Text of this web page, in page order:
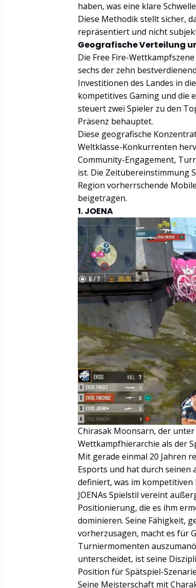
haben, was eine klare
Diese Methodik stellt sicher,
repräsentiert und nicht
Geografische Verteilung
Die Free Fire-
sechs der zehn
Investitionen des Landes in
kompetitives Gaming und die
steuert zwei Spieler zu den
Präsenz behauptet.
Diese geografische
Weltklasse-Konkurrenten
Community-Engagement,
ist. Die Zeitübereinstimmung
Region vorherrschende
beigetragen.
1. JOENA
Chirasak Moonsarn, der unter
Wettkampfhierarchie als der
Mit gerade einmal 20 Jahren
Esports und hat durch seinen
definiert, was im kompetitiven
JOENAs Spielstil vereint
Positionierung, die es ihm
dominieren. Seine Fähigkeit,
vorherzusagen, macht es für
Turniermomenten
unterscheidet, ist seine
Position für Spätspiel-
Seine Meisterschaft mit